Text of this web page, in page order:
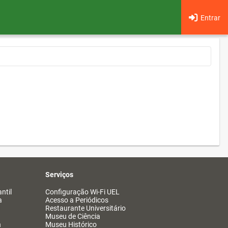
Entrar
Serviços
Configuração Wi-Fi UEL
Acesso a Periódicos
Restaurante Universitário
Museu de Ciência
Museu Histórico